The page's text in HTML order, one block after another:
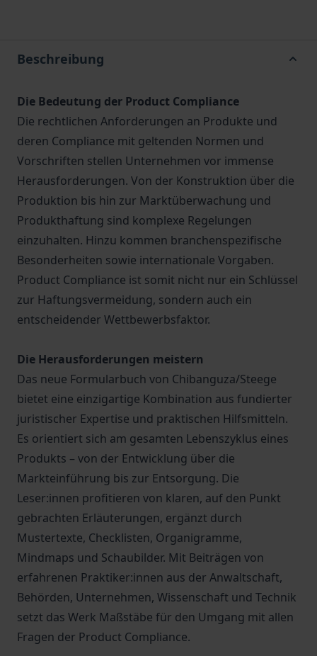
Beschreibung
Die Bedeutung der Product Compliance
Die rechtlichen Anforderungen an Produkte und
deren Compliance mit geltenden Normen und
Vorschriften stellen Unternehmen vor immense
Herausforderungen. Von der Konstruktion über die
Produktion bis hin zur Marktüberwachung und
Produkthaftung sind komplexe Regelungen
einzuhalten. Hinzu kommen branchenspezifische
Besonderheiten sowie internationale Vorgaben.
Product Compliance ist somit nicht nur ein Schlüssel
zur Haftungsvermeidung, sondern auch ein
entscheidender Wettbewerbsfaktor.
Die Herausforderungen meistern
Das neue Formularbuch von Chibanguza/Steege
bietet eine einzigartige Kombination aus fundierter
juristischer Expertise und praktischen Hilfsmitteln.
Es orientiert sich am gesamten Lebenszyklus eines
Produkts – von der Entwicklung über die
Markteinführung bis zur Entsorgung. Die
Leser:innen profitieren von klaren, auf den Punkt
gebrachten Erläuterungen, ergänzt durch
Mustertexte, Checklisten, Organigramme,
Mindmaps und Schaubilder. Mit Beiträgen von
erfahrenen Praktiker:innen aus der Anwaltschaft,
Behörden, Unternehmen, Wissenschaft und Technik
setzt das Werk Maßstäbe für den Umgang mit allen
Fragen der Product Compliance.